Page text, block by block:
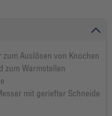
zum Auslösen von Knochen
zum Warmstellen
mit geriefter Schneide